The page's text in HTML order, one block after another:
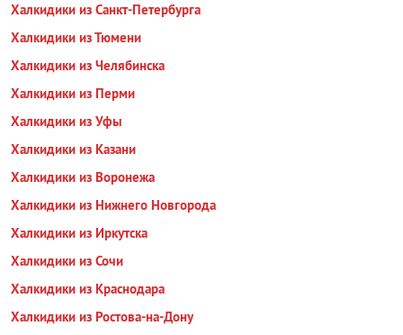
Халкидики из Санкт-Петербурга
Халкидики из Тюмени
Халкидики из Челябинска
Халкидики из Перми
Халкидики из Уфы
Халкидики из Казани
Халкидики из Воронежа
Халкидики из Нижнего Новгорода
Халкидики из Иркутска
Халкидики из Сочи
Халкидики из Краснодара
Халкидики из Ростова-на-Дону